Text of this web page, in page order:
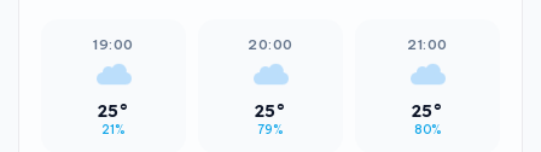
19:00
25°
21%
20:00
25°
79%
21:00
25°
80%